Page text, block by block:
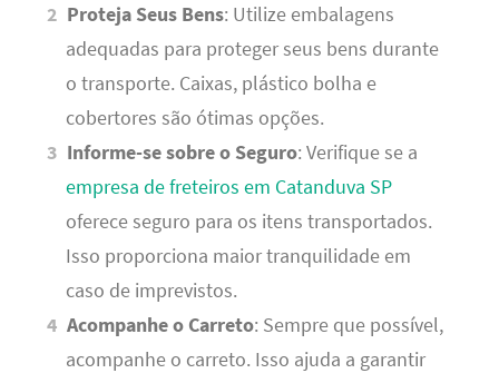
Proteja Seus Bens: Utilize embalagens
adequadas para proteger seus bens durante
o transporte. Caixas, plástico bolha e
cobertores são ótimas opções.
Informe-se sobre o Seguro: Verifique se a
empresa de freteiros em Catanduva SP
oferece seguro para os itens transportados.
Isso proporciona maior tranquilidade em
caso de imprevistos.
Acompanhe o Carreto: Sempre que possível,
acompanhe o carreto. Isso ajuda a garantir